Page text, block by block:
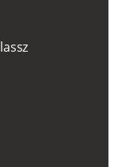
lassz